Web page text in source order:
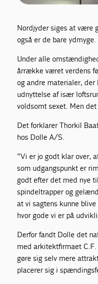
Nordjyder siges at være
også er de bare ydmyge.
Under alle
årrække været verdens
og andre materialer,
udnyttelse af især
voldsomt sexet. Men
Det forklarer Thorkil
hos Dolle A/S.
”Vi er jo godt klar over,
som udgangspunkt er
godt efter det med nye
spindeltrapper og
at vi sagtens kunne
hvor gode vi er på
Derfor fandt Dolle det
med arkitektfirmaet
gøre sig selv mere
placerer sig i